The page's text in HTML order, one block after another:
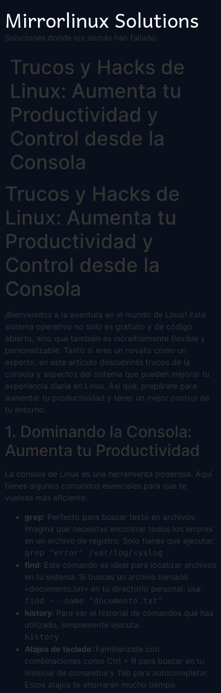
Mirrorlinux Solutions
Soluciones donde los demás han fallado.
Trucos y Hacks de
Linux: Aumenta tu
Productividad y
Control desde la
Consola
Trucos y Hacks de
Linux: Aumenta tu
Productividad y
Control desde la
Consola
¡Bienvenidos a la aventura en el mundo de Linux! Este
sistema operativo no solo es gratuito y de código
abierto, sino que también es increíblemente flexible y
personalizable. Tanto si eres un novato como un
experto, en este artículo descubrirás trucos de la
consola y aspectos del sistema que pueden mejorar tu
experiencia diaria en Linux. Así que, prepárate para
aumentar tu productividad y tener un mejor control de
tu entorno.
1. Dominando la Consola:
Aumenta tu Productividad
La consola de Linux es una herramienta poderosa. Aquí
tienes algunos comandos esenciales para que te
vuelvas más eficiente:
grep: Perfecto para buscar texto en archivos.
Imagina que necesitas encontrar todos los errores
en un archivo de registro. Solo tienes que ejecutar:
grep "error" /var/log/syslog
find: Este comando es ideal para localizar archivos
en tu sistema. Si buscas un archivo llamado
«documento.txt» en tu directorio personal, usa:
find ~ -name "documento.txt"
history: Para ver el historial de comandos que has
utilizado, simplemente ejecuta:
history
Atajos de teclado: Familiarízate con
combinaciones como Ctrl + R para buscar en tu
historial de comandos y Tab para autocompletar.
Estos atajos te ahorrarán mucho tiempo.